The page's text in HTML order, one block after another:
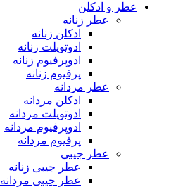
عطر و ادکلن
عطر زنانه
ادکلن زنانه
ادوتویلت زنانه
ادوپرفیوم زنانه
پرفیوم زنانه
عطر مردانه
ادکلن مردانه
ادوتویلت مردانه
ادوپرفیوم مردانه
پرفیوم مردانه
عطر جیبی
عطر جیبی زنانه
عطر جیبی مردانه